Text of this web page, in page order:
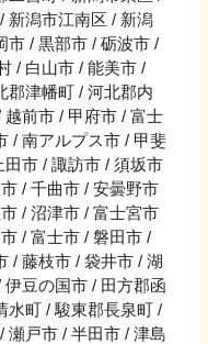
新潟市江南区 / 新潟
市 / 黒部市 / 砺波市 /
/ 白山市 / 能美市 /
郡津幡町 / 河北郡内
越前市 / 甲府市 / 富士
/ 南アルプス市 / 甲斐
田市 / 諏訪市 / 須坂市
/ 千曲市 / 安曇野市
/ 沼津市 / 富士宮市
/ 富士市 / 磐田市 /
/ 藤枝市 / 袋井市 / 湖
伊豆の国市 / 田方郡函
水町 / 駿東郡長泉町 /
瀬戸市 / 半田市 / 津島